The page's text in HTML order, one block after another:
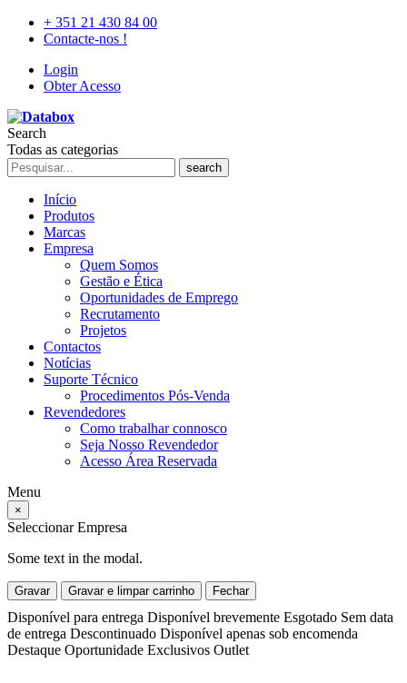
+ 351 21 430 84 00
Contacte-nos !
Login
Obter Acesso
Search
Todas as categorias
search
Início
Produtos
Marcas
Empresa
Quem Somos
Gestão e Ética
Oportunidades de Emprego
Recrutamento
Projetos
Contactos
Notícias
Suporte Técnico
Procedimentos Pós-Venda
Revendedores
Como trabalhar connosco
Seja Nosso Revendedor
Acesso Área Reservada
Menu
×
Seleccionar Empresa
Some text in the modal.
Gravar Gravar e limpar carrinho Fechar
Disponível para entrega Disponível brevemente Esgotado Sem data
de entrega Descontinuado Disponível apenas sob encomenda
Destaque Oportunidade Exclusivos Outlet